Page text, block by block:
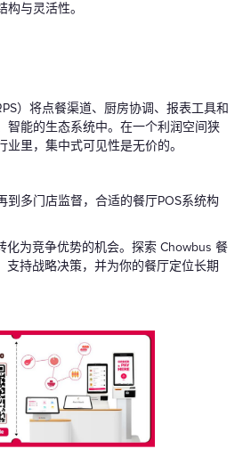
与灵活性。
）将点餐渠道、厨房协调、报表工具和
智能的生态系统中。在一个利润空间狭
里，集中式可见性是无价的。
到多门店监督，合适的餐厅POS系统构
化为竞争优势的机会。探索 Chowbus 餐
支持战略决策，并为你的餐厅定位长期